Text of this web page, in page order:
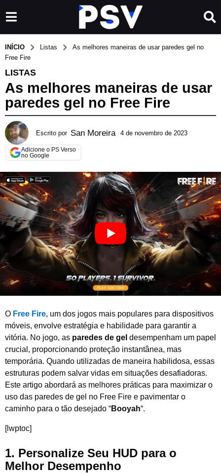
INÍCIO Listas
As melhores maneiras de usar paredes gel no
Free Fire
LISTAS
As melhores maneiras de usar
paredes gel no Free Fire
Escrito por San Moreira 4 de novembro de 2023
m
a
r
ç
o
d
e
2
0
Adicione o PS Verso
no Google
O Free Fire, um dos jogos mais populares para dispositivos
móveis, envolve estratégia e habilidade para garantir a
vitória. No jogo, as paredes de gel desempenham um papel
crucial, proporcionando proteção instantânea, mas
temporária. Quando utilizadas de maneira habilidosa, essas
estruturas podem salvar vidas em situações desafiadoras.
Este artigo abordará as melhores práticas para maximizar o
uso das paredes de gel no Free Fire e pavimentar o
caminho para o tão desejado “Booyah“.
[lwptoc]
1. Personalize Seu HUD para o
Melhor Desempenho